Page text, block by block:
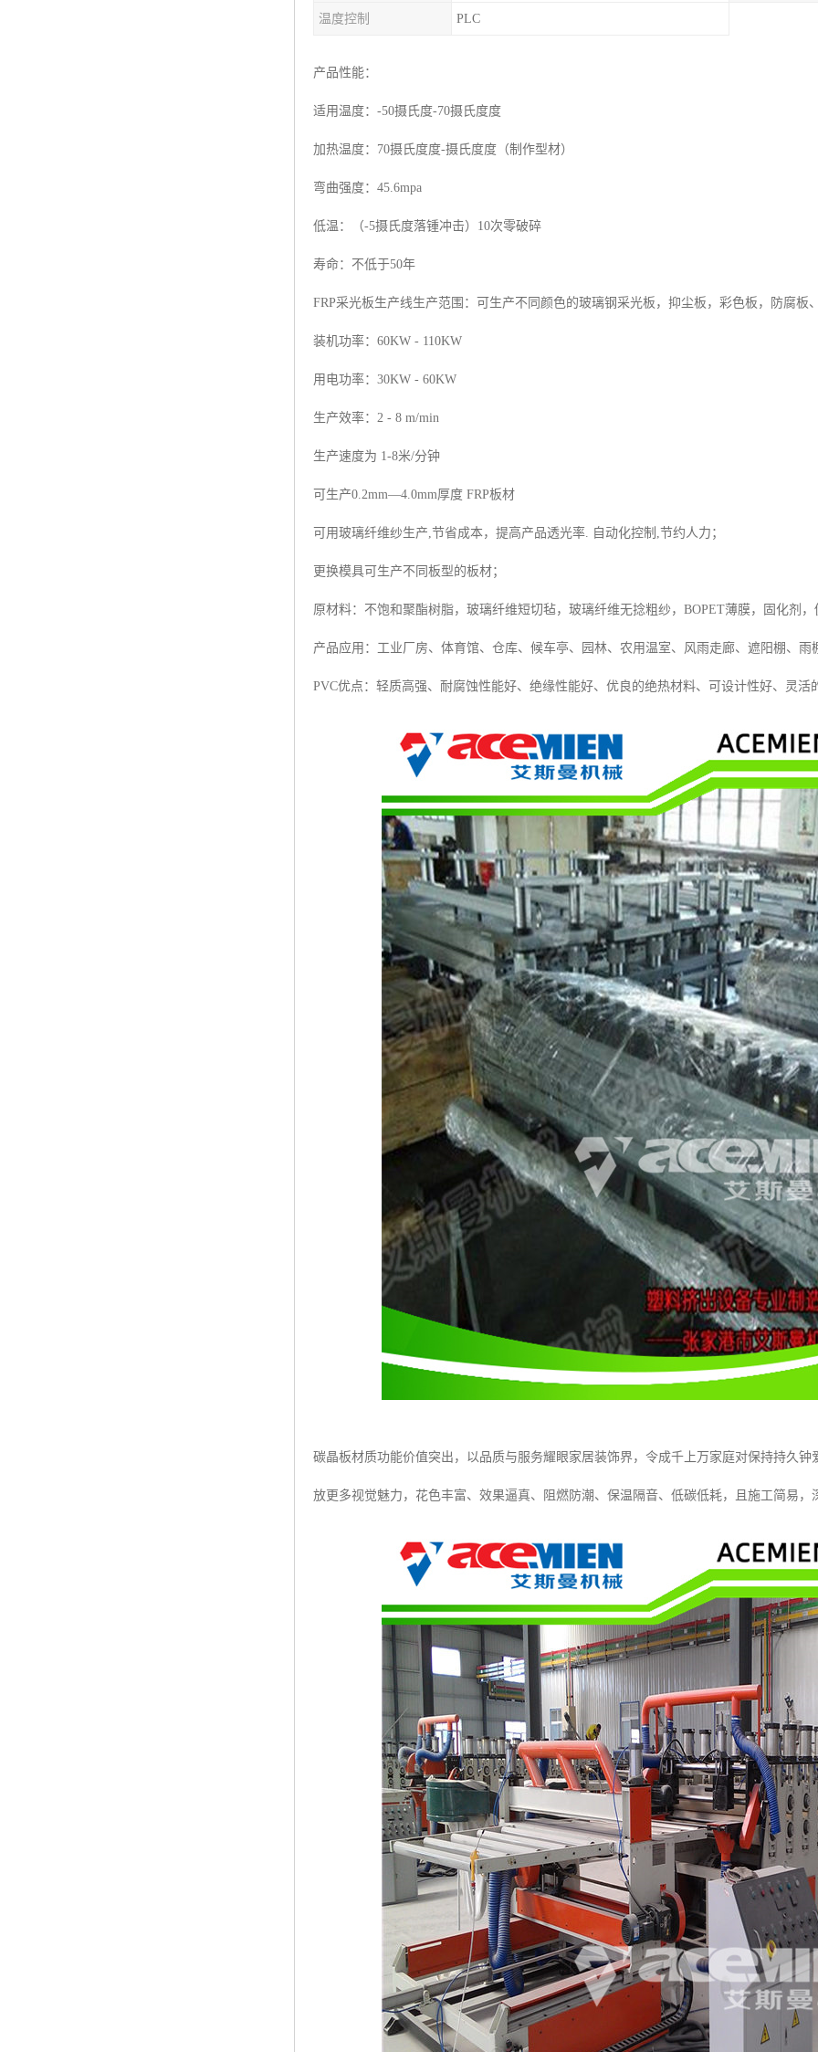
温度控制 PLC
产品性能：
适用温度：-50摄氏度-70摄氏度度
加热温度：70摄氏度度-摄氏度度（制作型材）
弯曲强度：45.6mpa
低温：（-5摄氏度落锺冲击）10次零破碎
寿命：不低于50年
FRP采光板生产线生产范围：可生产不同颜色的玻璃钢采光板，抑尘板，彩色板，防腐板
装机功率：60KW - 110KW
用电功率：30KW - 60KW
生产效率：2 - 8 m/min
生产速度为 1-8米/分钟
可生产0.2mm—4.0mm厚度 FRP板材
可用玻璃纤维纱生产,节省成本，提高产品透光率. 自动化控制,节约人力；
更换模具可生产不同板型的板材；
原材料：不饱和聚酯树脂，玻璃纤维短切毡，玻璃纤维无捻粗纱，BOPET薄膜，固化剂
产品应用：工业厂房、体育馆、仓库、候车亭、园林、农用温室、风雨走廊、遮阳棚、雨
PVC优点：轻质高强、耐腐蚀性能好、绝缘性能好、优良的绝热材料、可设计性好、灵活
碳晶板材质功能价值突出，以品质与服务耀眼家居装饰界，令成千上万家庭对保持持久
放更多视觉魅力，花色丰富、效果逼真、阻燃防潮、保温隔音、低碳低耗，且施工简易，